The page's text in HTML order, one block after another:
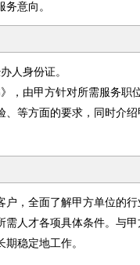
意向。
人身份证。
，由甲方针对所需服务职
等方面的要求，同时介
，全面了解甲方单位的
人才各项具体条件。与
稳定地工作。